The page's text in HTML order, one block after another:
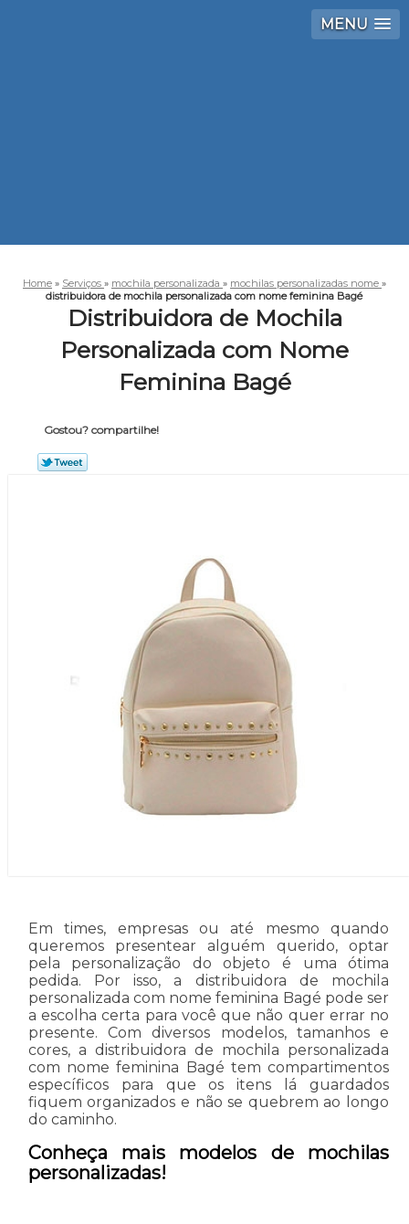
MENU
Home » Serviços » mochila personalizada » mochilas personalizadas nome »
distribuidora de mochila personalizada com nome feminina Bagé
Distribuidora de Mochila
Personalizada com Nome
Feminina Bagé
Gostou? compartilhe!
Em times, empresas ou até mesmo quando
queremos presentear alguém querido, optar
pela personalização do objeto é uma ótima
pedida. Por isso, a distribuidora de mochila
personalizada com nome feminina Bagé pode ser
a escolha certa para você que não quer errar no
presente. Com diversos modelos, tamanhos e
cores, a distribuidora de mochila personalizada
com nome feminina Bagé tem compartimentos
específicos para que os itens lá guardados
fiquem organizados e não se quebrem ao longo
do caminho.
Conheça mais modelos de mochilas
personalizadas!